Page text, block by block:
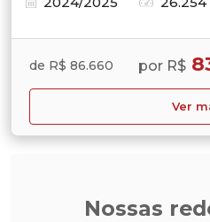
de R$ 86.660 por R$
Ver
Nossas